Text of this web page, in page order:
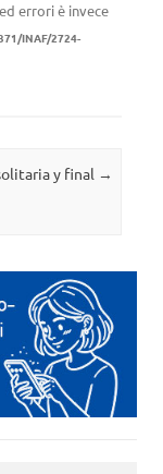
errori è invece
INAF/2724-
y final →